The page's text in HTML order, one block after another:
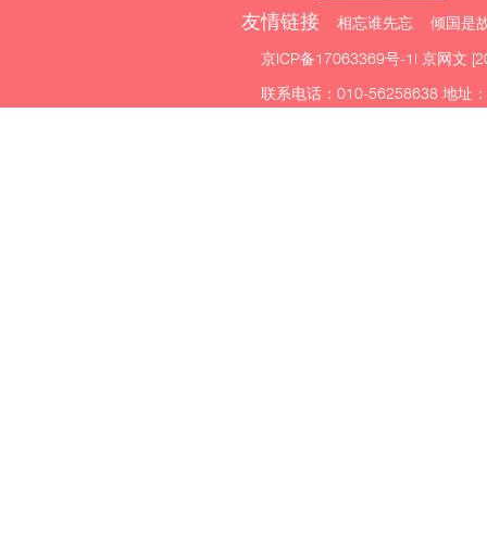
友情链接 相忘谁先忘 倾国是
京ICP备17063369号-1 | 京网文
联系电话：010-56258638 地址